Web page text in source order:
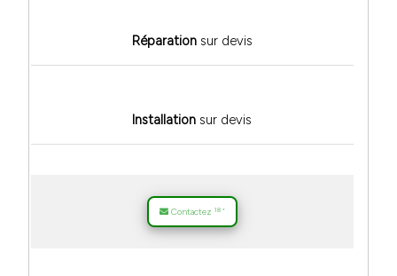
Réparationsur devis
Installation sur devis
Contactez 18 *